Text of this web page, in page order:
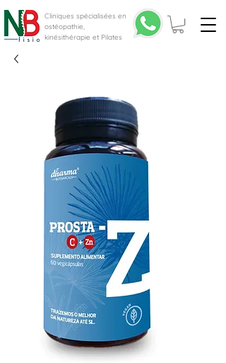
Cliniques spécialisées en
ostéopathie,
kinésithérapie et Pilates